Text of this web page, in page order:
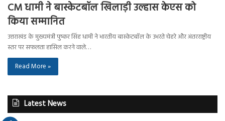
CM धामी ने बास्केटबॉल खिलाड़ी उल्हास केएस को
किया सम्मानित
उत्तराखंड के मुख्यमंत्री पुष्कर सिंह धामी ने भारतीय बास्केटबॉल के उभरते चेहरे और अंतरराष्ट्रीय
स्तर पर सफलता हासिल करने वाले…
Read More »
Latest News